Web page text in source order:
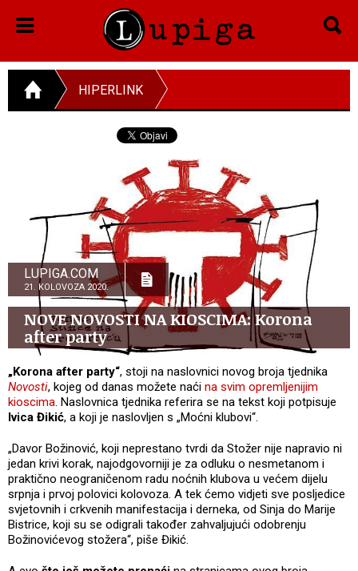
HIPERLINK
LUPIGA.COM
21. KOLOVOZA 2020.
NOVE NOVOSTI NA KIOSCIMA: Korona
after party
„Korona after party“, stoji na naslovnici novog broja tjednika
Novosti, kojeg od danas možete naći na svim opremljenijim
kioscima. Naslovnica tjednika referira se na tekst koji potpisuje
Ivica Đikić, a koji je naslovljen s „Moćni klubovi“.
„Davor Božinović, koji neprestano tvrdi da Stožer nije napravio ni
jedan krivi korak, najodgovorniji je za odluku o nesmetanom i
praktično neograničenom radu noćnih klubova u većem dijelu
srpnja i prvoj polovici kolovoza. A tek ćemo vidjeti sve posljedice
svjetovnih i crkvenih manifestacija i derneka, od Sinja do Marije
Bistrice, koji su se odigrali također zahvaljujući odobrenju
Božinovićevog stožera“, piše Đikić.